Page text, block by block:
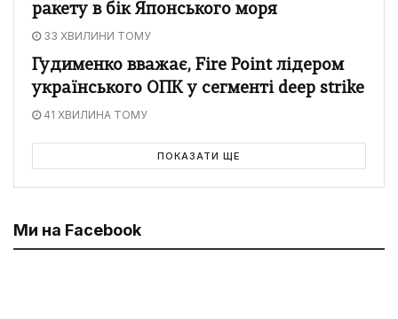
ракету в бік Японського моря
33 ХВИЛИНИ ТОМУ
Гудименко вважає, Fire Point лідером
українського ОПК у сегменті deep strike
41 ХВИЛИНА ТОМУ
ПОКАЗАТИ ЩЕ
Ми на Facebook